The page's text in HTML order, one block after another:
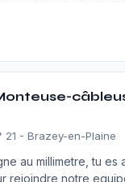
21 - Brazey-en-Plaine
au millimetre, tu
rejoindre notre